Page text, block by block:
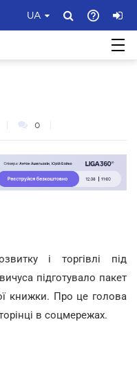
UA
0
і торгівлі під
підготувало пакет
книжки. Про це голова
в соцмережах.